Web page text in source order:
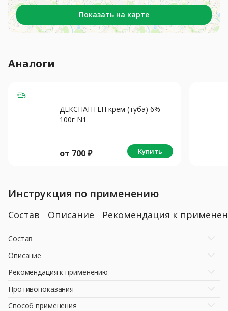
Показать на карте
Аналоги
ДЕКСПАНТЕН крем (туба) 6% -
100г N1
от 700₽ Купить
Инструкция по применению
Состав Описание Рекомендация к
Состав
Описание
Рекомендация к применению
Противопоказания
Способ применения